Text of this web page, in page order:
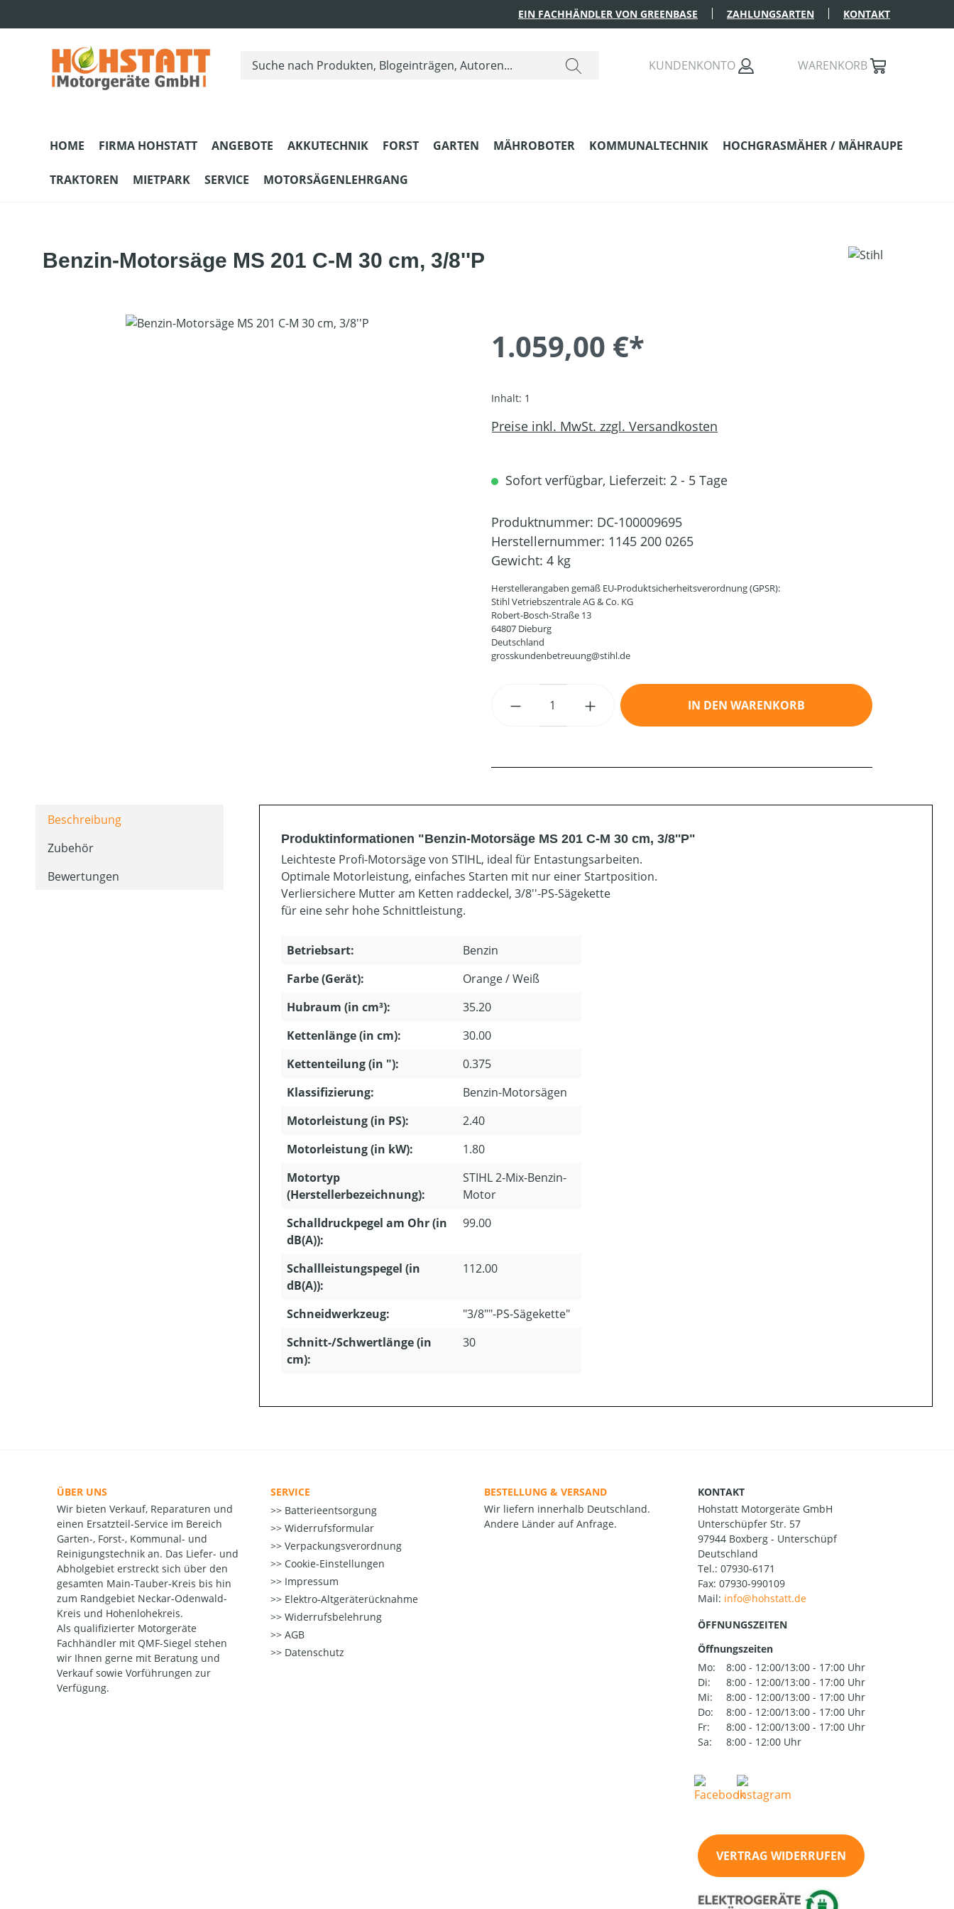
EIN FACHHÄNDLER VON GREENBASE ZAHLUNGSARTEN KONTAKT
KUNDENKONTO WARENKORB
HOME FIRMA HOHSTATT ANGEBOTE AKKUTECHNIK FORST GARTEN MÄHROBOTER KOMMUNALTECHNIK HOCHGRASMÄHER / MÄHRAUPE
TRAKTOREN MIETPARK SERVICE MOTORSÄGENLEHRGANG
Benzin-Motorsäge MS 201 C-M 30 cm, 3/8''P
Bildergalerie überspringen
1.059,00 €*
Inhalt: 1
Preise inkl. MwSt. zzgl. Versandkosten
Sofort verfügbar, Lieferzeit: 2 - 5 Tage
Produktnummer: DC-100009695
Herstellernummer: 1145 200 0265
Gewicht: 4 kg
Herstellerangaben gemäß EU-Produktsicherheitsverordnung (GPSR):
Stihl Vetriebszentrale AG & Co. KG
Robert-Bosch-Straße 13
64807 Dieburg
Deutschland
grosskundenbetreuung@stihl.de
Produkt Anzahl: Gib den gewünschten Wert ein oder
IN DEN WARENKORB
Beschreibung
Zubehör
Bewertungen
Produktinformationen "Benzin-Motorsäge MS 201 C-M 30 cm, 3/8''P"
Leichteste Profi-Motorsäge von STIHL, ideal für Entastungsarbeiten.
Optimale Motorleistung, einfaches Starten mit nur einer Startposition.
Verliersichere Mutter am Ketten raddeckel, 3/8''-PS-Sägekette
für eine sehr hohe Schnittleistung.
Betriebsart:
Benzin
Farbe (Gerät):
Orange / Weiß
Hubraum (in cm³):
35.20
Kettenlänge (in cm):
30.00
Kettenteilung (in "):
0.375
Klassifizierung:
Benzin-Motorsägen
Motorleistung (in PS):
2.40
Motorleistung (in kW):
1.80
Motortyp
(Herstellerbezeichnung):
STIHL 2-Mix-Benzin-
Motor
Schalldruckpegel am Ohr (in
dB(A)):
99.00
Schallleistungspegel (in
dB(A)):
112.00
Schneidwerkzeug:
"3/8""-PS-Sägekette"
Schnitt-/Schwertlänge (in
cm):
30
ÜBER UNS
Wir bieten Verkauf, Reparaturen und
einen Ersatzteil-Service im Bereich
Garten-, Forst-, Kommunal- und
Reinigungstechnik an. Das Liefer- und
Abholgebiet erstreckt sich über den
gesamten Main-Tauber-Kreis bis hin
zum Randgebiet Neckar-Odenwald-
Kreis und Hohenlohekreis.
Als qualifizierter Motorgeräte
Fachhändler mit QMF-Siegel stehen
wir Ihnen gerne mit Beratung und
Verkauf sowie Vorführungen zur
Verfügung.
SERVICE
Batterieentsorgung
Widerrufsformular
Verpackungsverordnung
Cookie-Einstellungen
Impressum
Elektro-Altgeräterücknahme
Widerrufsbelehrung
AGB
Datenschutz
BESTELLUNG & VERSAND
Wir liefern innerhalb Deutschland.
Andere Länder auf Anfrage.
KONTAKT
Hohstatt Motorgeräte GmbH
Unterschüpfer Str. 57
97944 Boxberg - Unterschüpf
Deutschland
Tel.: 07930-6171
Fax: 07930-990109
Mail:
ÖFFNUNGSZEITEN
Öffnungszeiten
Mo:
8:00 - 12:00/13:00 - 17:00 Uhr
Di:
8:00 - 12:00/13:00 - 17:00 Uhr
Mi:
8:00 - 12:00/13:00 - 17:00 Uhr
Do:
8:00 - 12:00/13:00 - 17:00 Uhr
Fr:
8:00 - 12:00/13:00 - 17:00 Uhr
Sa:
8:00 - 12:00 Uhr
VERTRAG WIDERRUFEN